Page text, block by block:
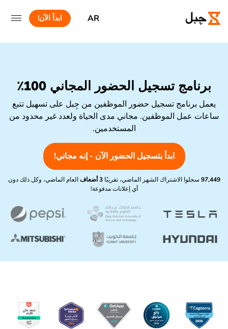
AR ابدأ الآن!
برنامج تسجيل الحضور المجاني 100٪
يعمل برنامج تسجيل حضور الموظفين من جِبل على تسهيل تتبع
ساعات عمل الموظفين. مجاني مدى الحياة ولعدد غير محدود من
المستخدمين.
ابدأ بتسجيل الحضور الآن - إنه مجاني!
97,449 سجلوا الاشتراك الشهر الماضي، تقريبًا 3 أضعاف
العام الماضي، وكل ذلك دون
أي إعلانات مدفوعة!